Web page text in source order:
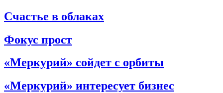
Счастье в облаках
Фокус прост
«Меркурий» сойдет с орбиты
«Меркурий» интересует бизнес